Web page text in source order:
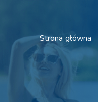
Strona główna